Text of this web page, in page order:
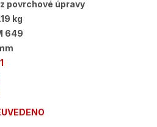
povrchové úpravy
kg
649